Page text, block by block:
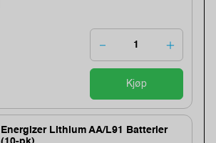
Kjøp
Energizer Lithium AA/L91 Batterier